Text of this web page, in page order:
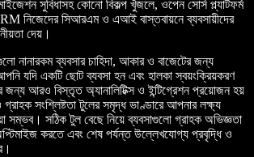
সুবিধাসহ কোনো বিকল্প খুঁজলে, ওপেন সোর্স প্ল্যাটফর্ম
নিজেদের সিআরএম ও এআই বাস্তবায়নে ব্যবসায়ীদের
দেয়।
নানারকম ব্যবসার চাহিদা, আকার ও বাজেটের জন্য
যদি একটি ছোট ব্যবসা হন এবং হালকা স্বয়ংক্রিয়করণ
জন্য আরও বিস্তৃত অ্যানালিটিক্স ও ইন্টিগ্রেশন প্রয়োজন হয়
সংশ্লিষ্টতা টুলের সমৃদ্ধ ভাণ্ডারে আপনার লক্ষ্য
সম্ভব। সঠিক টুল বেছে নিয়ে ব্যবসাগুলো গ্রাহক অভিজ্ঞতা
করতে এবং শেষ পর্যন্ত উল্লেখযোগ্য প্রবৃদ্ধি ও